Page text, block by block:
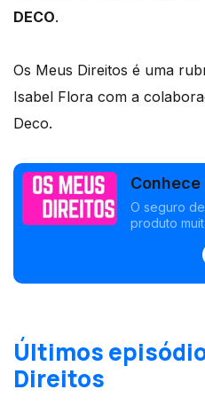
DECO.
Os Meus Direitos é uma
Isabel Flora com a
Deco.
ao
O seguro
produto
Últimos
Direitos